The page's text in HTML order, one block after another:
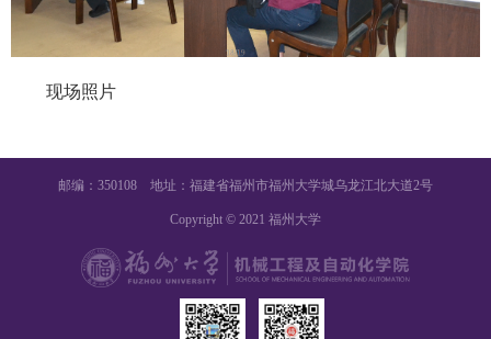
现场照片
邮编：350108 地址：福建省福州市福州大学城乌龙江北大道2号
Copyright © 2021 福州大学